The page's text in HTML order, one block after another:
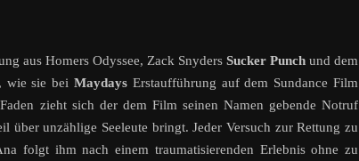
aus Homers Odyssee, Zack Snyders Sucker Punch und dem
wie sie beiMaydays Erstaufführung auf dem Sundance Film
zieht sich der dem Film seinen Namen gebende Notruf
über unzählige Seeleute bringt. Jeder Versuch zur Rettung zu
folgt ihm nach einem traumatisierenden Erlebnis ohne zu